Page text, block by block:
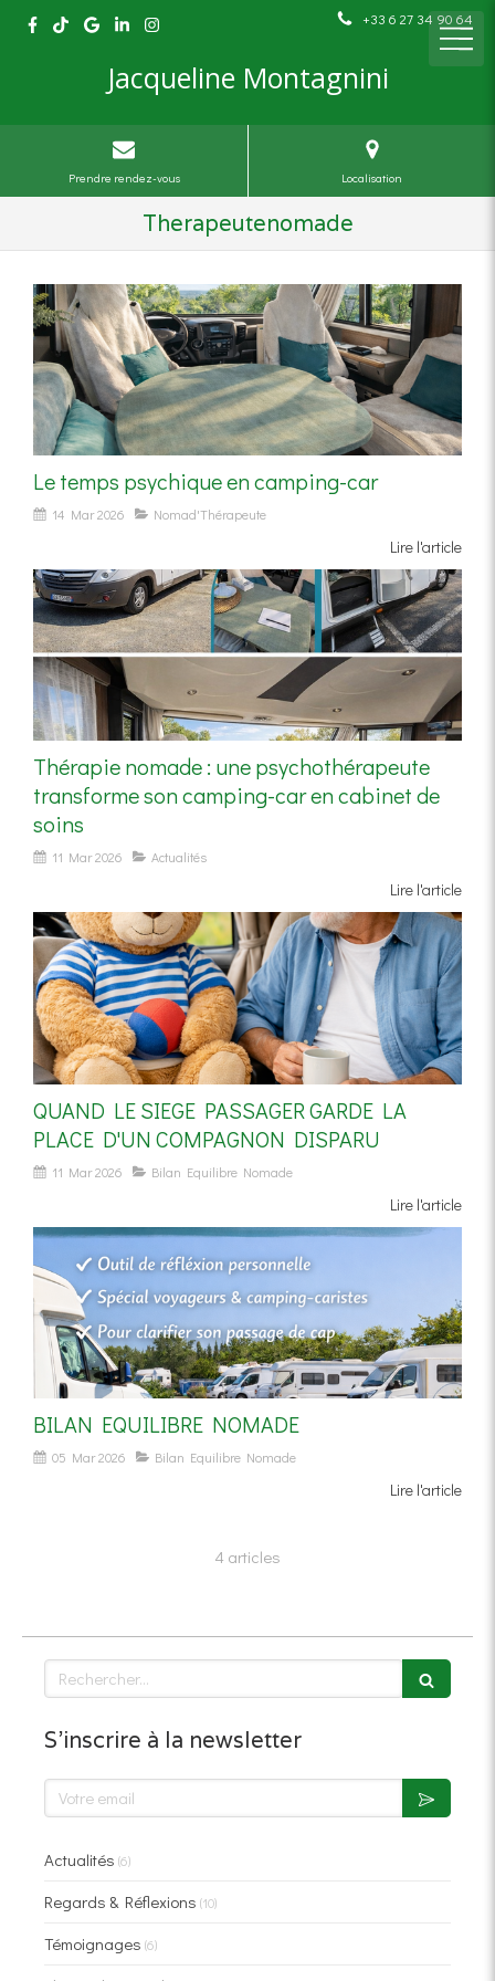
+33 6 27 34 90 64
Jacqueline Montagnini
Prendre rendez-vous Localisation
Therapeutenomade
Le temps psychique en camping-car
14 Mar 2026 Nomad'Thérapeute
Lire l'article
Thérapie nomade : une psychothérapeute
transforme son camping-car en cabinet de
soins
11 Mar 2026 Actualités
Lire l'article
QUAND LE SIEGE PASSAGER GARDE LA
PLACE D'UN COMPAGNON DISPARU
11 Mar 2026 Bilan Equilibre Nomade
Lire l'article
BILAN EQUILIBRE NOMADE
05 Mar 2026 Bilan Equilibre Nomade
Lire l'article
4 articles
Rechercher
S'inscrire à la newsletter
Votre email
Actualités (6)
Regards & Réflexions (10)
Témoignages (6)